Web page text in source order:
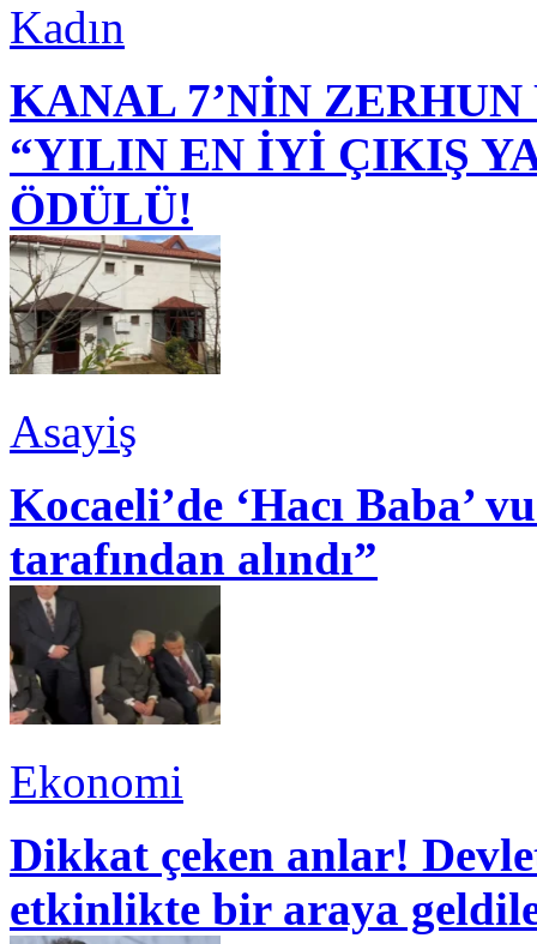
Kadın
KANAL 7’NİN
“YILIN EN İYİ ÇIKIŞ
ÖDÜLÜ!
Asayiş
Kocaeli’de ‘Hacı Baba’
tarafından alındı”
Ekonomi
Dikkat çeken anlar!
etkinlikte bir araya